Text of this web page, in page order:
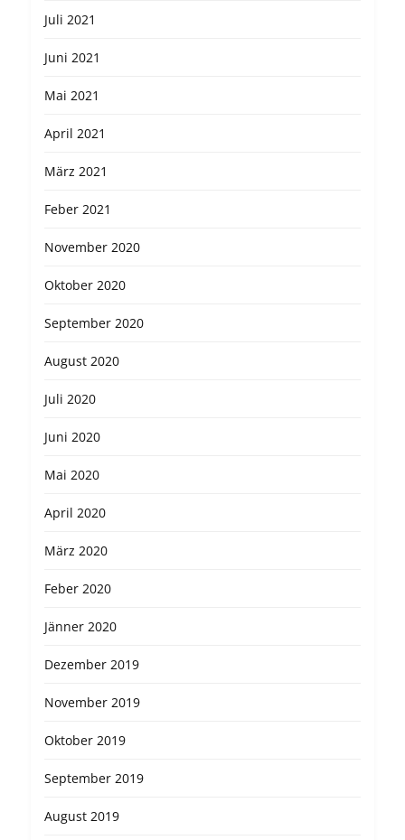
Juli 2021
Juni 2021
Mai 2021
April 2021
März 2021
Feber 2021
November 2020
Oktober 2020
September 2020
August 2020
Juli 2020
Juni 2020
Mai 2020
April 2020
März 2020
Feber 2020
Jänner 2020
Dezember 2019
November 2019
Oktober 2019
September 2019
August 2019